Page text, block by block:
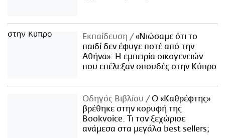
Εκπαίδευση
«Νιώσαμε ότι το
παιδί δεν έφυγε ποτέ από την
Αθήνα»: Η εμπειρία οικογενειών
που επέλεξαν σπουδές στην Κύπρο
Οδηγός Βιβλίου
Ο «Καθρέφτης»
βρέθηκε στην κορυφή της
Bookvoice. Τι τον ξεχώρισε
ανάμεσα στα μεγάλα best sellers;